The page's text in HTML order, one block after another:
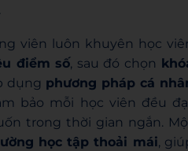
viên luôn khuyên học
điểm số, sau đó chọn
dụng phương pháp cá
bảo mỗi học viên đều
trong thời gian ngắn.
học tập thoải mái,